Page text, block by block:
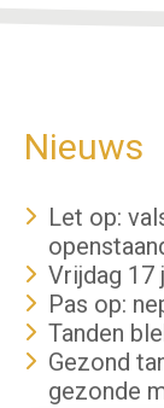
Nieuws
Let op:
Vrijdag 17
Pas op:
Tanden
Gezond
gezonde